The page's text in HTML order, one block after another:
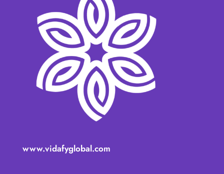
www.vidafyglobal.com